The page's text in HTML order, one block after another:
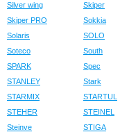
Silver wing
Skiper
Skiper PRO
Sokkia
Solaris
SOLO
Soteco
South
SPARK
Spec
STANLEY
Stark
STARMIX
STARTUL
STEHER
STEINEL
Steinve
STIGA